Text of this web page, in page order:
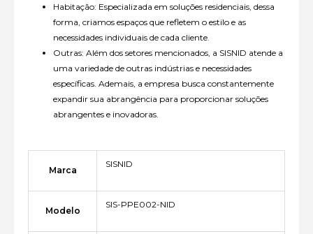
Habitação: Especializada em soluções residenciais, dessa
forma, criamos espaços que refletem o estilo e as
necessidades individuais de cada cliente.
Outras: Além dos setores mencionados, a SISNID atende a
uma variedade de outras indústrias e necessidades
específicas. Ademais, a empresa busca constantemente
expandir sua abrangência para proporcionar soluções
abrangentes e inovadoras.
Marca
SISNID
Modelo
SIS-PPE002-NID